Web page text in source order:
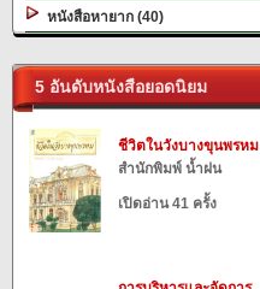
หนังสือหายาก (40)
5 อันดับหนังสือยอดนิยม
ชีวิตในวังบางขุนพรหม
สำนักพิมพ์ น้ำฝน
เปิดอ่าน 41 ครั้ง